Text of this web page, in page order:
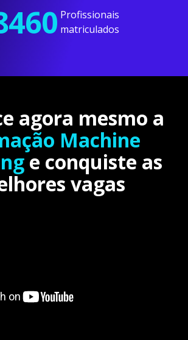
Profissionais
matriculados
agora mesmo a
Machine
e conquiste as
vagas